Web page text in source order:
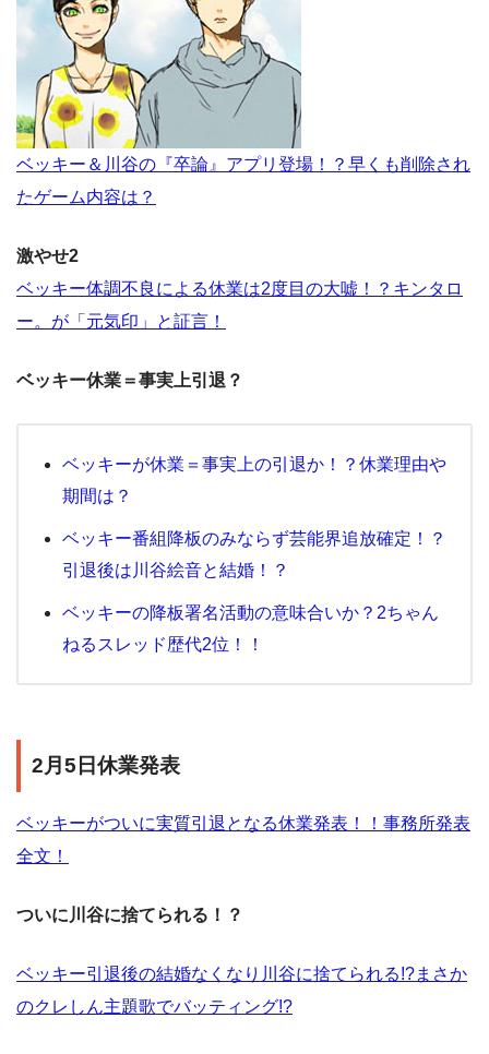
ベッキー＆川谷の『卒論』アプリ登場！？早くも削除され
たゲーム内容は？
激やせ2
ベッキー体調不良による休業は2度目の大嘘！？キンタロ
ー。が「元気印」と証言！
ベッキー休業＝事実上引退？
ベッキーが休業＝事実上の引退か！？休業理由や
期間は？
ベッキー番組降板のみならず芸能界追放確定！？
引退後は川谷絵音と結婚！？
ベッキーの降板署名活動の意味合いか？2ちゃん
ねるスレッド歴代2位！！
2月5日休業発表
ベッキーがついに実質引退となる休業発表！！事務所発表
全文！
ついに川谷に捨てられる！？
ベッキー引退後の結婚なくなり川谷に捨てられる!?まさか
のクレしん主題歌でバッティング!?